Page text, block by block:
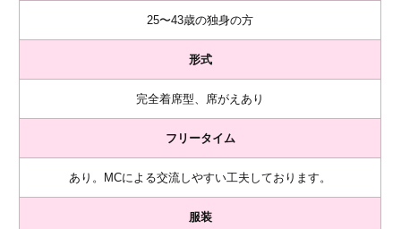
25〜43歳の独身の方
形式
完全着席型、席がえあり
フリータイム
あり。MCによる交流しやすい工夫しております。
服装